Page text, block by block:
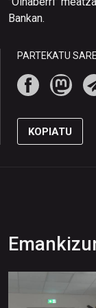
Bankan.
PARTEKATU
KOPIATU